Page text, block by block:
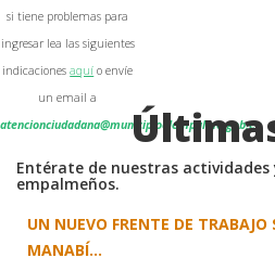
si tiene problemas para
ingresar lea las siguientes
indicacionesaquí o envíe
un email a
atencionciudadana@municipioelempalme.gob.ec
Entérate de nuestras
empalmeños.
UN NUEVO FRENTE DE TRABAJO
MANABÍ...